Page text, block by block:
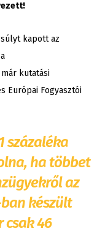
kapott az
már kutatási
Európai Fogyasztói
százaléka
ha többet
az
készült
46